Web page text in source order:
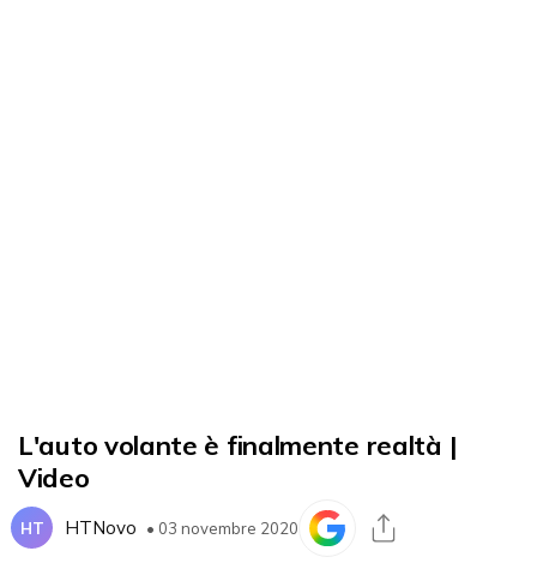
L'auto volante è finalmente realtà |
Video
HT HTNovo • 03 novembre 2020